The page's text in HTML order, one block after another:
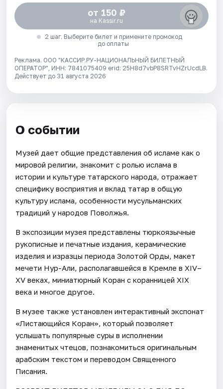
от 150 ₽
на Kassir.ru
2 шаг. Выберите билет и примените промокод
до оплаты
Реклама. ООО "КАССИР.РУ-НАЦИОНАЛЬНЫЙ БИЛЕТНЫЙ
ОПЕРАТОР", ИНН: 7841075409 erid: 25H8d7vbP8SRTvHZrUcdLB.
Действует до 31 августа 2026
О событии
Музей дает общие представления об исламе как о
мировой религии, знакомит с ролью ислама в
истории и культуре татарского народа, отражает
специфику восприятия и вклад татар в общую
культуру ислама, особенности мусульманских
традиций у народов Поволжья.
В экспозиции музея представлены тюркоязычные
рукописные и печатные издания, керамические
изделия и изразцы периода Золотой Орды, макет
мечети Нур-Али, располагавшейся в Кремле в XIV–
XV веках, миниатюрный Коран с коранницей XIX
века и многое другое.
В музее также установлен интерактивный экспонат
«Листающийся Коран», который позволяет
услышать популярные суры в исполнении
знаменитых чтецов, познакомиться оригинальным
арабским текстом и переводом Священного
Писания.